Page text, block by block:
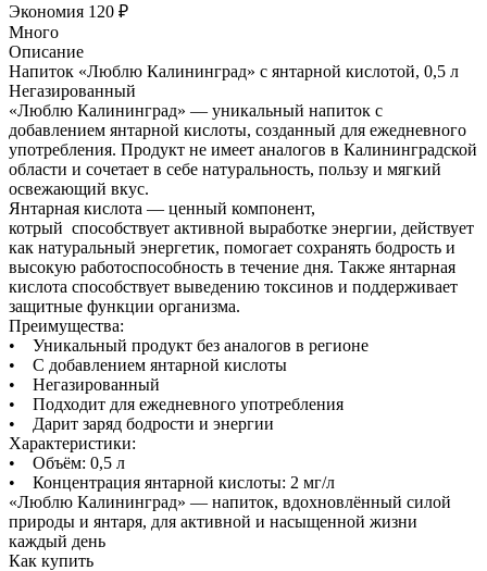
Экономия 120 ₽
Много
Описание
Напиток «Люблю Калининград» с янтарной кислотой, 0,5 л
Негазированный
«Люблю Калининград» — уникальный напиток с
добавлением янтарной кислоты, созданный для ежедневного
употребления. Продукт не имеет аналогов в Калининградской
области и сочетает в себе натуральность, пользу и мягкий
освежающий вкус.
Янтарная кислота — ценный компонент,
котрый способствует активной выработке энергии, действует
как натуральный энергетик, помогает сохранять бодрость и
высокую работоспособность в течение дня. Также янтарная
кислота способствует выведению токсинов и поддерживает
защитные функции организма.
Преимущества:
• Уникальный продукт без аналогов в регионе
• С добавлением янтарной кислоты
• Негазированный
• Подходит для ежедневного употребления
• Дарит заряд бодрости и энергии
Характеристики:
• Объём: 0,5 л
• Концентрация янтарной кислоты: 2 мг/л
«Люблю Калининград» — напиток, вдохновлённый силой
природы и янтаря, для активной и насыщенной жизни
каждый день
Как купить